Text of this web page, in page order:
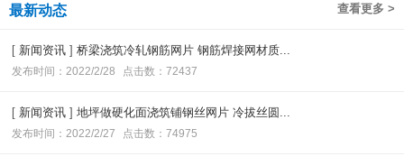
查看更多 >
最新动态
[ 新闻资讯 ] 桥梁浇筑冷轧钢筋网片 钢筋焊接网材质...
发布时间：2022/2/28 点击数：72437
[ 新闻资讯 ] 地坪做硬化面浇筑铺钢丝网片 冷拔丝圆...
发布时间：2022/2/27 点击数：74975